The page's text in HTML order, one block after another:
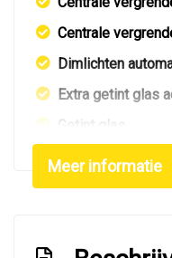
Centrale
Dimlichten
Extra getint glas
Getint glas
Glazen schuifdak
Led achterlichten
Led koplampen
Meer informatie